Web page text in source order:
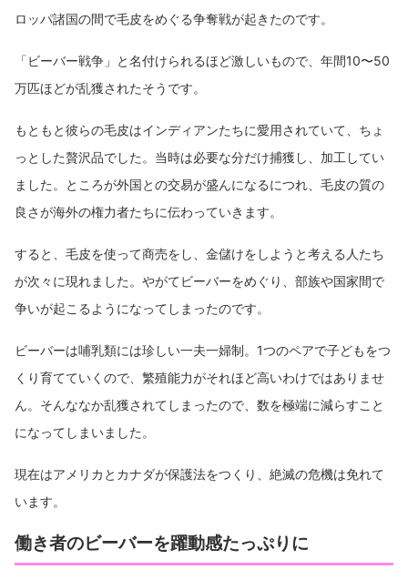
ロッパ諸国の間で毛皮をめぐる争奪戦が起きたのです。
「ビーバー戦争」と名付けられるほど激しいもので、年間10〜50
万匹ほどが乱獲されたそうです。
もともと彼らの毛皮はインディアンたちに愛用されていて、ちょ
っとした贅沢品でした。当時は必要な分だけ捕獲し、加工してい
ました。ところが外国との交易が盛んになるにつれ、毛皮の質の
良さが海外の権力者たちに伝わっていきます。
すると、毛皮を使って商売をし、金儲けをしようと考える人たち
が次々に現れました。やがてビーバーをめぐり、部族や国家間で
争いが起こるようになってしまったのです。
ビーバーは哺乳類には珍しい一夫一婦制。1つのペアで子どもをつ
くり育てていくので、繁殖能力がそれほど高いわけではありませ
ん。そんななか乱獲されてしまったので、数を極端に減らすこと
になってしまいました。
現在はアメリカとカナダが保護法をつくり、絶滅の危機は免れて
います。
働き者のビーバーを躍動感たっぷりに